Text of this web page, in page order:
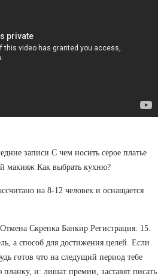
записи С чем носить серое платье
макияж Как выбрать кухню?
на 8-12 человек и оснащается
Скрепка Банкир Регистрация: 15.
а способ для достижения целей. Если
готов что на следущий период тебе
и: лишат премии, заставят писать